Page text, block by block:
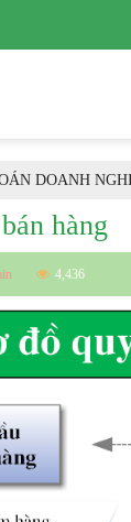
DOANH NGHIỆP
hàng
4,436